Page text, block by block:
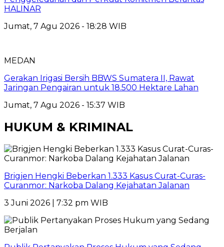
HALINAR
Jumat, 7 Agu 2026 - 18:28 WIB
MEDAN
Gerakan Irigasi Bersih BBWS Sumatera II, Rawat
Jaringan Pengairan untuk 18.500 Hektare Lahan
Jumat, 7 Agu 2026 - 15:37 WIB
HUKUM & KRIMINAL
Brigjen Hengki Beberkan 1.333 Kasus Curat-Curas-
Curanmor: Narkoba Dalang Kejahatan Jalanan
3 Juni 2026 | 7:32 pm WIB